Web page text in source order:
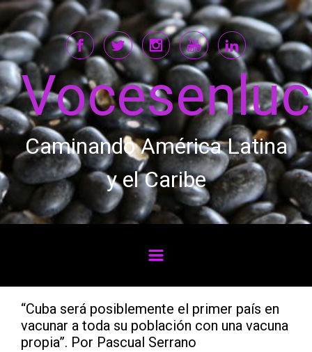
Saltar al contenido principal
Caminando América Latina
y el Caribe
“Cuba será posiblemente el primer país en
vacunar a toda su población con una vacuna
propia”. Por Pascual Serrano